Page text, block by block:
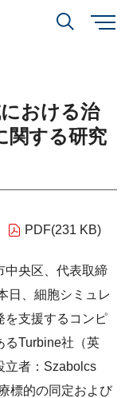
THROUGH」
おける治
関する研究
PDF(231 KB)
央区、代表取締
日、細胞シミュレ
を支援するコンピ
るTurbine社（英
立者：Szabolcs
標的の同定および